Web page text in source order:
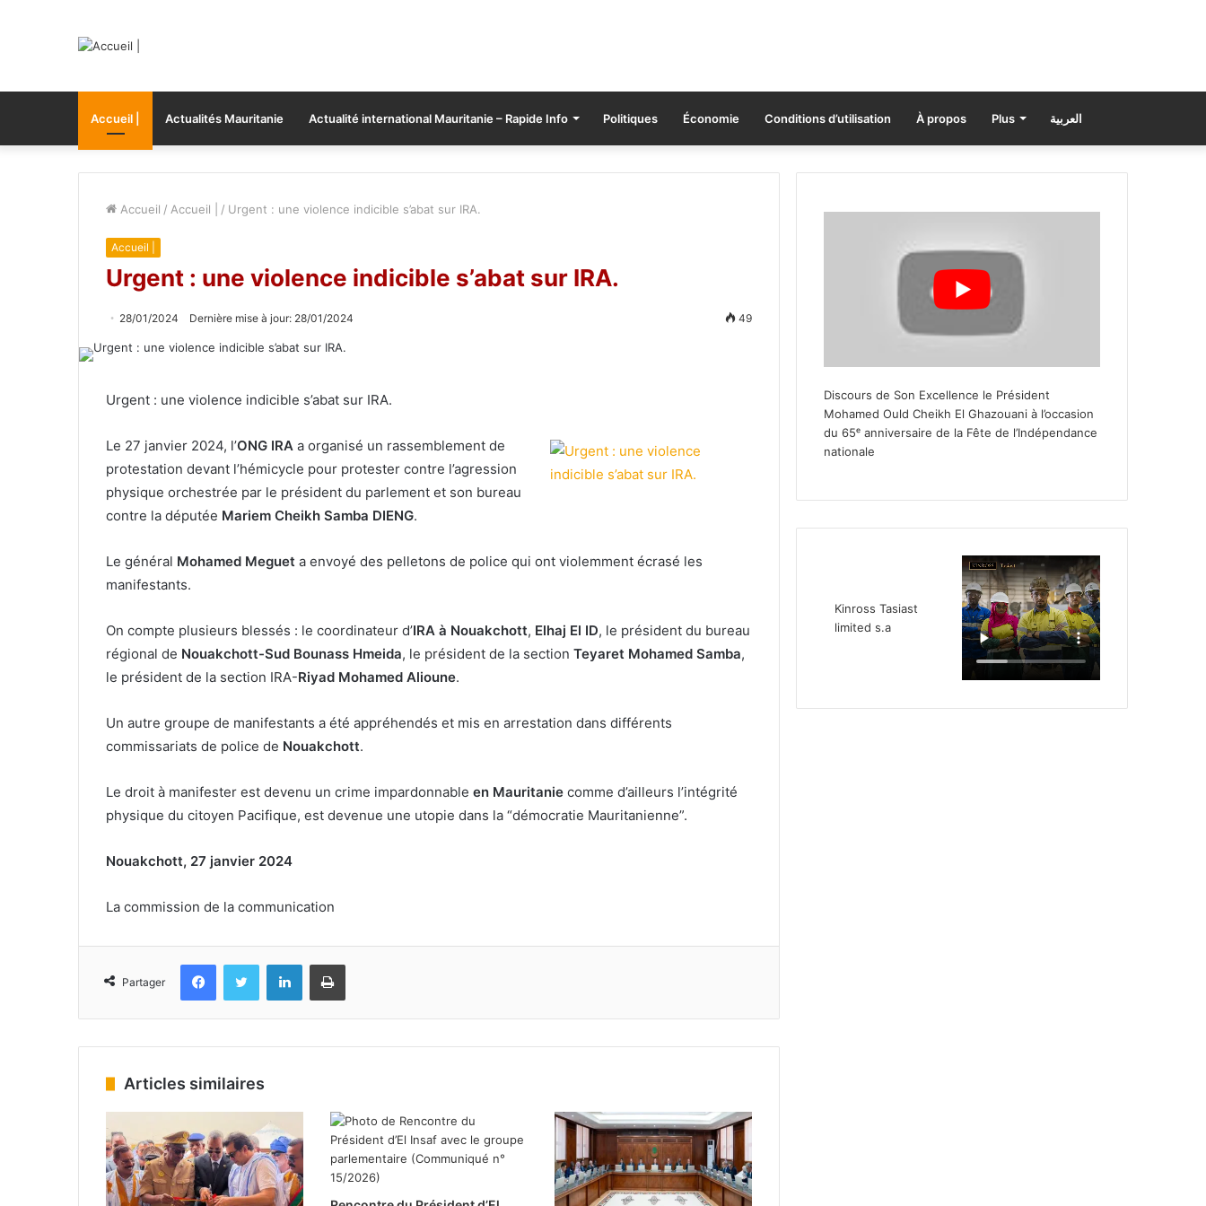
Accueil | Actualités Mauritanie Actualité international Mauritanie – Rapide Info Politiques Économie Conditions d’utilisation À propos Plus العربية
Accueil / Accueil | / Urgent : une violence indicible s’abat sur IRA.
Accueil |
Urgent : une violence indicible s’abat sur IRA.
28/01/2024 Dernière mise à jour: 28/01/2024 49
Urgent : une violence indicible s’abat sur IRA.
Le 27 janvier 2024, l’ONG IRA a organisé un rassemblement de
protestation devant l’hémicycle pour protester contre l’agression
physique orchestrée par le président du parlement et son bureau
contre la députée Mariem Cheikh Samba DIENG.
Le général Mohamed Meguet a envoyé des pelletons de police qui ont violemment écrasé les
manifestants.
On compte plusieurs blessés : le coordinateur d’IRA à Nouakchott, Elhaj El ID, le président du bureau
régional de Nouakchott-Sud Bounass Hmeida, le président de la section Teyaret Mohamed Samba,
le président de la section IRA-Riyad Mohamed Alioune.
Un autre groupe de manifestants a été appréhendés et mis en arrestation dans différents
commissariats de police de Nouakchott.
Le droit à manifester est devenu un crime impardonnable en Mauritanie comme d’ailleurs l’intégrité
physique du citoyen Pacifique, est devenue une utopie dans la “démocratie Mauritanienne”.
Nouakchott, 27 janvier 2024
La commission de la communication
Partager
FacebookTwitter LinkedinImprimer
Articles similaires
Discours de Son Excellence le Président
Mohamed Ould Cheikh El Ghazouani à l’occasion
du 65ᵉ anniversaire de la Fête de l’Indépendance
nationale
Kinross Tasiast
limited s.a